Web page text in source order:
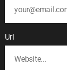
Url